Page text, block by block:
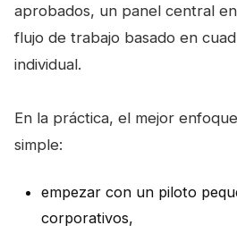
aprobados, un panel central
flujo de trabajo basado en
individual.
En la práctica, el mejor
simple:
empezar con un piloto
corporativos,